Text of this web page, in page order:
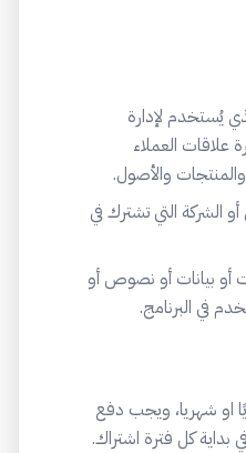
يُستخدم لإدارة
علاقات العملاء
والأصول.
الشركة التي تشترك في
أو بيانات أو نصوص أو
في البرنامج.
او شهريا، ويجب دفع
كل فترة اشتراك.